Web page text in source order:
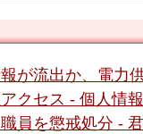
が流出か、電力
クセス - 個人情
員を懲戒処分 -